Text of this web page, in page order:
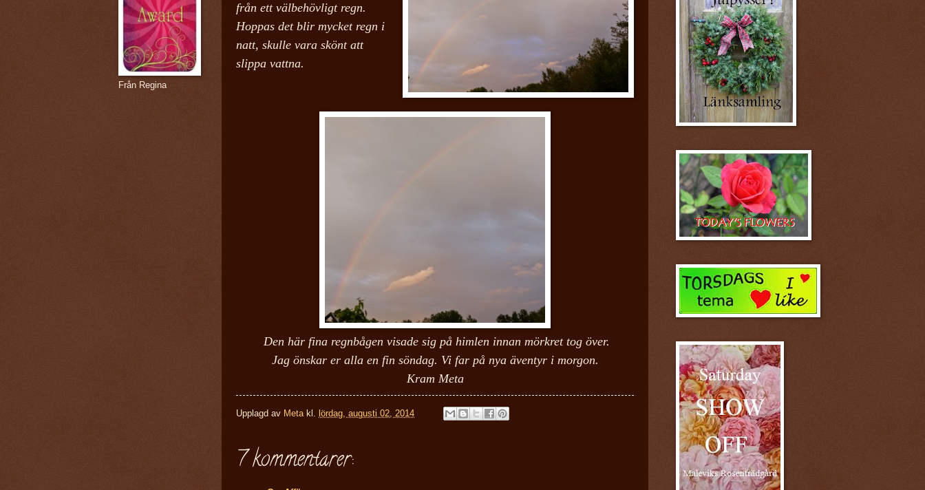
från ett välbehövligt regn.
Hoppas det blir mycket regn i
natt, skulle vara skönt att
slippa vattna.
Den här fina regnbågen visade sig på himlen innan mörkret tog över.
Jag önskar er alla en fin söndag. Vi far på nya äventyr i morgon.
Kram Meta
Upplagd av Meta kl. lördag, augusti 02, 2014
7 kommentarer:
Från Regina